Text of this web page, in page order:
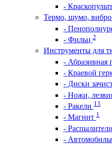
-
Термо, шумо, вибро
-
- Фильц 2
Инструменты для
- Абразивная
- Краевой
- Диски
- Ножи,
- Ракели 13
- Магнит 1
-
-